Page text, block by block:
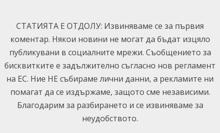
content
СТАТИЯТА Е ОТДОЛУ: Извиняваме се за първия
коментар. Някои новини не могат да бъдат изцяло
публикувани в социалните мрежи. Съобщението за
бисквитките е задължително съгласно нов регламент
на ЕС. Ние НЕ събираме лични данни, а рекламите ни
помагат да се издържаме, защото сме независими.
Благодарим за разбирането и се извиняваме за
неудобството.